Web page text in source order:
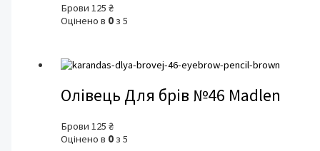
Брови125₴
Оцінено в 0 з 5
Олівець Для брів №46 Madlen
Брови125₴
Оцінено в 0 з 5